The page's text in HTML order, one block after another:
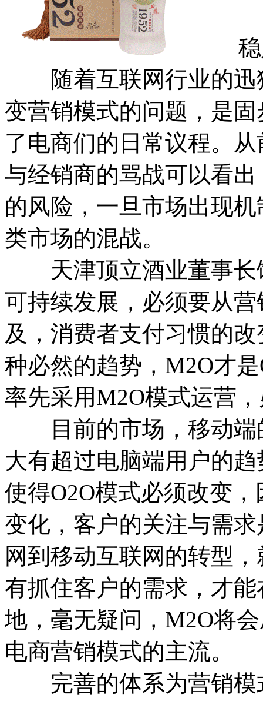
稳
随着互联网行业的迅
变营销模式的问题，是
了电商们的日常议程。
与经销商的骂战可以看
的风险，一旦市场出现
类市场的混战。
天津顶立酒业董事长
可持续发展，必须要从
及，消费者支付习惯的
种必然的趋势，M2O才
率先采用M2O模式运营
目前的市场，移动端
大有超过电脑端用户的趋
使得O2O模式必须改变
变化，客户的关注与需
网到移动互联网的转型
有抓住客户的需求，才
地，毫无疑问，M2O将
电商营销模式的主流。
完善的体系为营销模